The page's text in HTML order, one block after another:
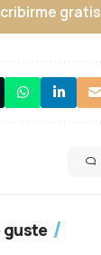
gratis
guste